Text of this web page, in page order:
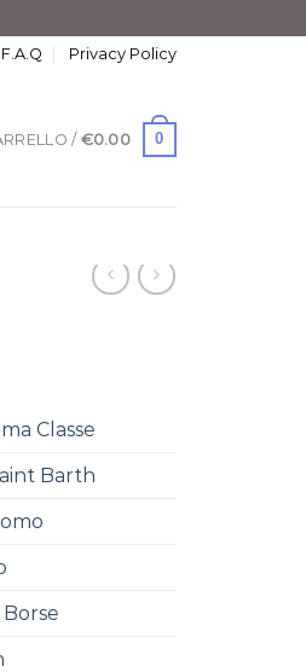
F.A.Q Privacy Policy
/€0.00 0
Classe
Barth